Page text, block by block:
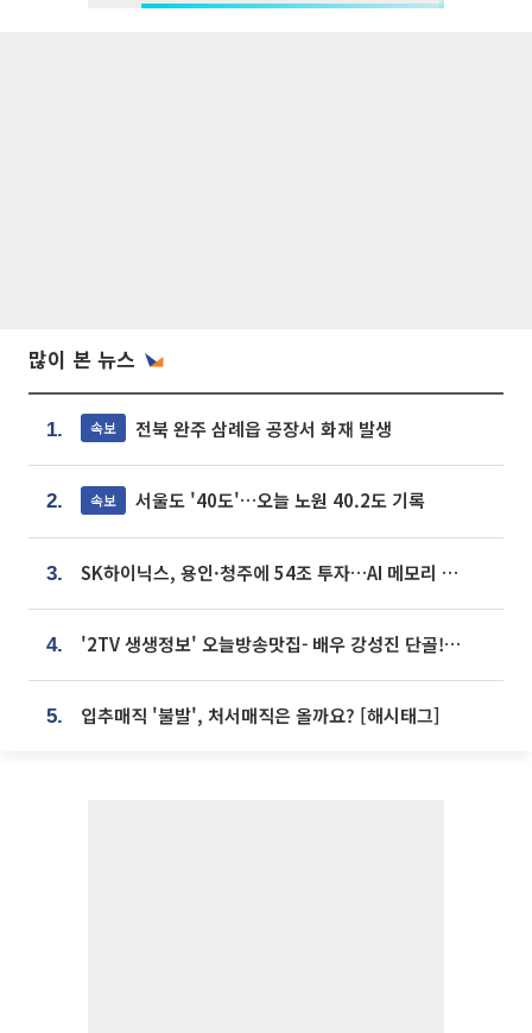
많이 본 뉴스
1. 속보 전북 완주 삼례읍 공장서 화재 발생
2. 속보 서울도 '40도'…오늘 노원 40.2도 기록
3. SK하이닉스, 용인·청주에 54조 투자…AI 메모리 생산기지 키운다
4. '2TV 생생정보' 오늘방송맛집- 배우 강성진 단골! 쌀국수ㆍ푸팟퐁 커리 맛집 '블○○○'
5. 입추매직 '불발', 처서매직은 올까요? [해시태그]